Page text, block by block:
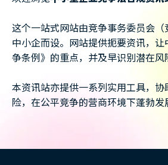
这个一站式网站由竞争事务委员会
中小企而设。网站提供扼要资讯，
争条例》的重点，并及早识别潜在风
本资讯站亦提供一系列实用工具，
险，在公平竞争的营商环境下蓬勃发